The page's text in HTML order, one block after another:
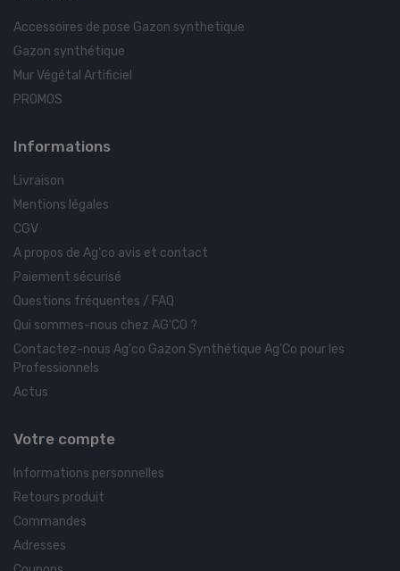
Accessoires de pose Gazon synthetique
Gazon synthétique
Mur Végétal Artificiel
PROMOS
Informations
Livraison
Mentions légales
CGV
A propos de Ag'co avis et contact
Paiement sécurisé
Questions fréquentes / FAQ
Qui sommes-nous chez AG'CO ?
Contactez-nous Ag'co Gazon Synthétique Ag'Co pour les
Professionnels
Actus
Votre compte
Informations personnelles
Retours produit
Commandes
Adresses